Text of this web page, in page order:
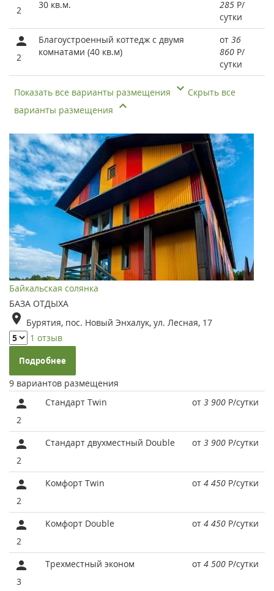
2 30 кв.м. 285 Р/
сутки
2
Благоустроенный коттедж с двумя
комнатами (40 кв.м)
от 36
860 Р/
сутки
Показать все варианты размещения
Скрыть все
варианты размещения
Байкальская солянка
БАЗА ОТДЫХА
Бурятия, пос. Новый Энхалук, ул. Лесная, 17
1 отзыв
Подробнее
9 вариантов размещения
2
Стандарт Twin от 3 900 Р/сутки
2
Стандарт двухместный Double от 3 900 Р/сутки
2
Комфорт Twin от 4 450 Р/сутки
2
Комфорт Double от 4 450 Р/сутки
3
Трехместный эконом от 4 500 Р/сутки